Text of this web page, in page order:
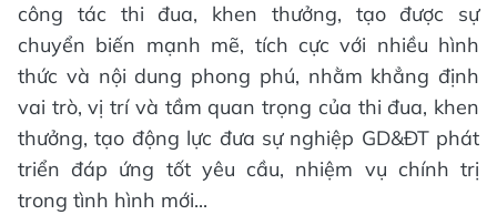
công tác thi đua, khen thưởng, tạo được sự
chuyển biến mạnh mẽ, tích cực với nhiều hình
thức và nội dung phong phú, nhằm khẳng định
vai trò, vị trí và tầm quan trọng của thi đua, khen
thưởng, tạo động lực đưa sự nghiệp GD&ĐT phát
triển đáp ứng tốt yêu cầu, nhiệm vụ chính trị
trong tình hình mới...